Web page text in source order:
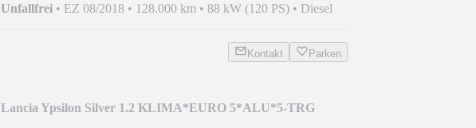
Unfallfrei • EZ 08/2018 • 128.000 km • 88 kW (120 PS) • Diesel
Kontakt Parken
Lancia Ypsilon Silver 1.2 KLIMA*EURO 5*ALU*5-TRG